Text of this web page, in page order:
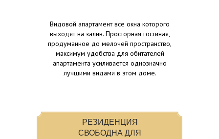
Видовой апартамент все окна которого
выходят на залив. Просторная гостиная,
продуманное до мелочей пространство,
максимум удобства для обитателей
апартамента усиливается однозначно
лучшими видами в этом доме.
РЕЗИДЕНЦИЯ
СВОБОДНА ДЛЯ